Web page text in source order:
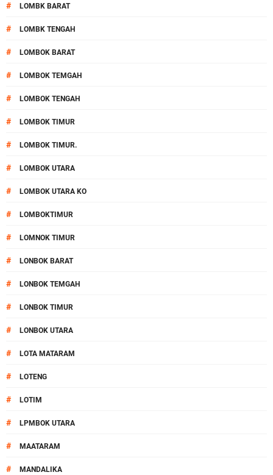
# LOMBK BARAT
# LOMBK TENGAH
# LOMBOK BARAT
# LOMBOK TEMGAH
# LOMBOK TENGAH
# LOMBOK TIMUR
# LOMBOK TIMUR.
# LOMBOK UTARA
# LOMBOK UTARA KO
# LOMBOKTIMUR
# LOMNOK TIMUR
# LONBOK BARAT
# LONBOK TEMGAH
# LONBOK TIMUR
# LONBOK UTARA
# LOTA MATARAM
# LOTENG
# LOTIM
# LPMBOK UTARA
# MAATARAM
# MANDALIKA